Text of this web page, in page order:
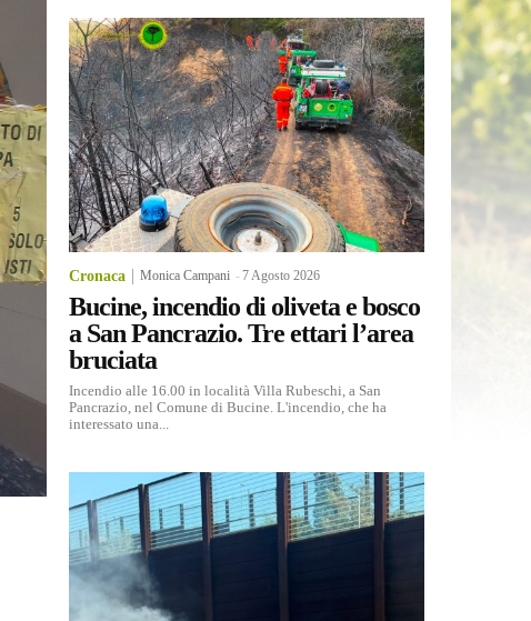
Cronaca Monica Campani -7 Agosto 2026
Bucine, incendio di oliveta e bosco
a San Pancrazio. Tre ettari l’area
bruciata
Incendio alle 16.00 in località Villa Rubeschi, a San
Pancrazio, nel Comune di Bucine. L'incendio, che ha
interessato una...